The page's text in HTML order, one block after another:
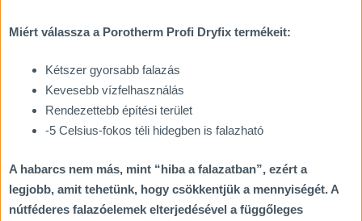
Miért válassza a Porotherm Profi Dryfix termékeit:
Kétszer gyorsabb falazás
Kevesebb vízfelhasználás
Rendezettebb építési terület
-5 Celsius-fokos téli hidegben is falazható
A habarcs nem más, mint “hiba a falazatban”, ezért a
legjobb, amit tehetünk, hogy csökkentjük a mennyiségét. A
nútféderes falazóelemek elterjedésével a függőleges